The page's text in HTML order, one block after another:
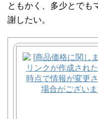
ともかく、多少とでも
謝したい。